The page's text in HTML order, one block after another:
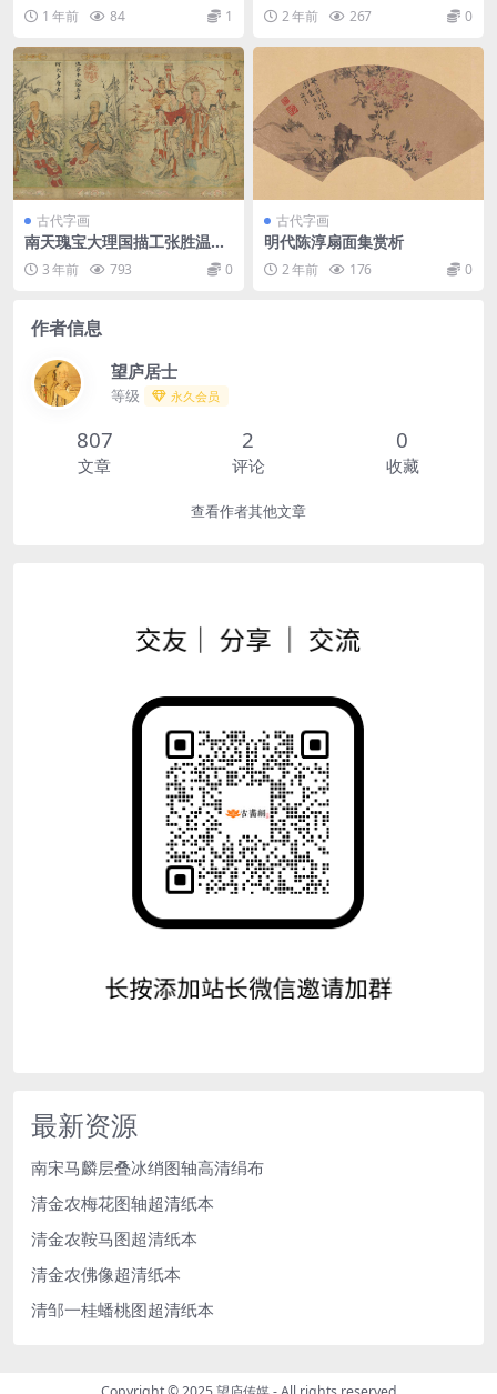
1 年前 84 1 2 年前 267 0
古代字画
南天瑰宝大理国描工张胜温画
梵像3 年前 793 0
古代字画
明代陈淳扇面集赏析
2 年前 176 0
作者信息
望庐居士
等级 永久会员
807
文章
2
评论
0
收藏
查看作者其他文章
最新资源
南宋马麟层叠冰绡图轴高清绢布
清金农梅花图轴超清纸本
清金农鞍马图超清纸本
清金农佛像超清纸本
清邹一桂蟠桃图超清纸本